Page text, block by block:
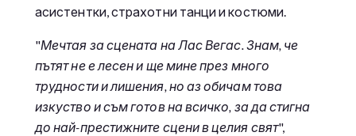
асистентки, страхотни танци и костюми.
"Мечтая засцената на Лас Вегас. Знам, че
пътят не е лесени ще мине през много
трудности и лишения, но аз обичам това
изкуство и съм готов на всичко, за да стигна
до най-престижните сцени в целия свят",